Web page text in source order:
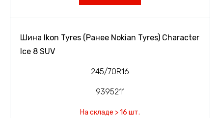
Шина Ikon Tyres (Ранее Nokian Tyres) Character
Ice 8 SUV
245/70R16
9395211
На складе > 16 шт.